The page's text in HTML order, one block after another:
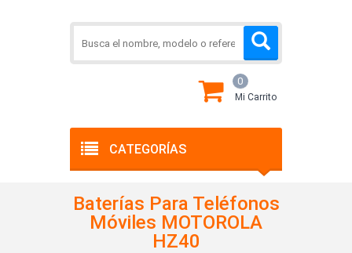
CATEGORÍAS
0
Mi Carrito
Baterías Para Teléfonos
Móviles MOTOROLA
HZ40